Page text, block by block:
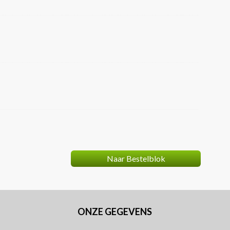
Naar Bestelblok
ONZE GEGEVENS